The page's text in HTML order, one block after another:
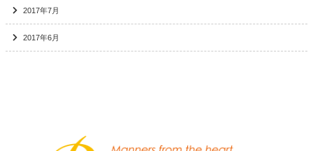
2017年7月
2017年6月